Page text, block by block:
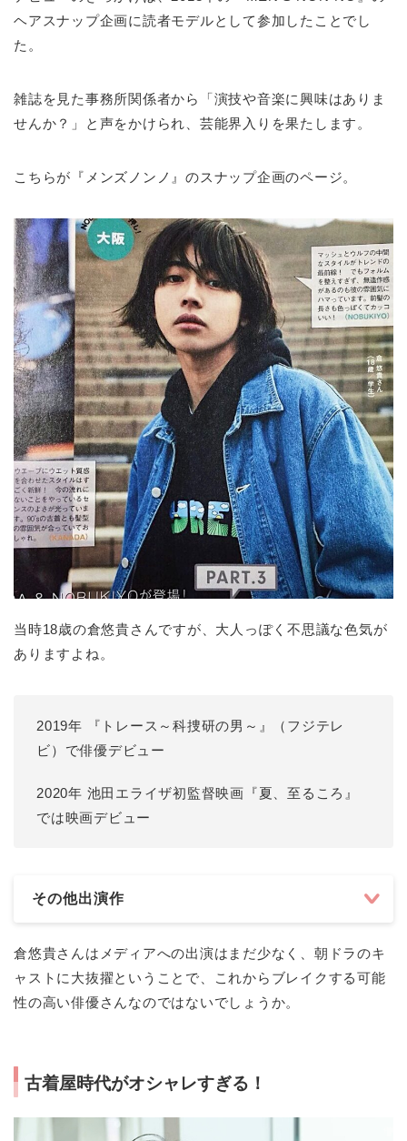
ヘアスナップ企画に読者モデルとして参加したことでし
た。
雑誌を見た事務所関係者から「演技や音楽に興味はありま
せんか？」と声をかけられ、芸能界入りを果たします。
こちらが『メンズノンノ』のスナップ企画のページ。
当時18歳の倉悠貴さんですが、大人っぽく不思議な色気が
ありますよね。
2019年 『トレース～科捜研の男～』（フジテレ
ビ）で俳優デビュー
2020年 池田エライザ初監督映画『夏、至るころ』
では映画デビュー
その他出演作
倉悠貴さんはメディアへの出演はまだ少なく、朝ドラのキ
ャストに大抜擢ということで、これからブレイクする可能
性の高い俳優さんなのではないでしょうか。
古着屋時代がオシャレすぎる！